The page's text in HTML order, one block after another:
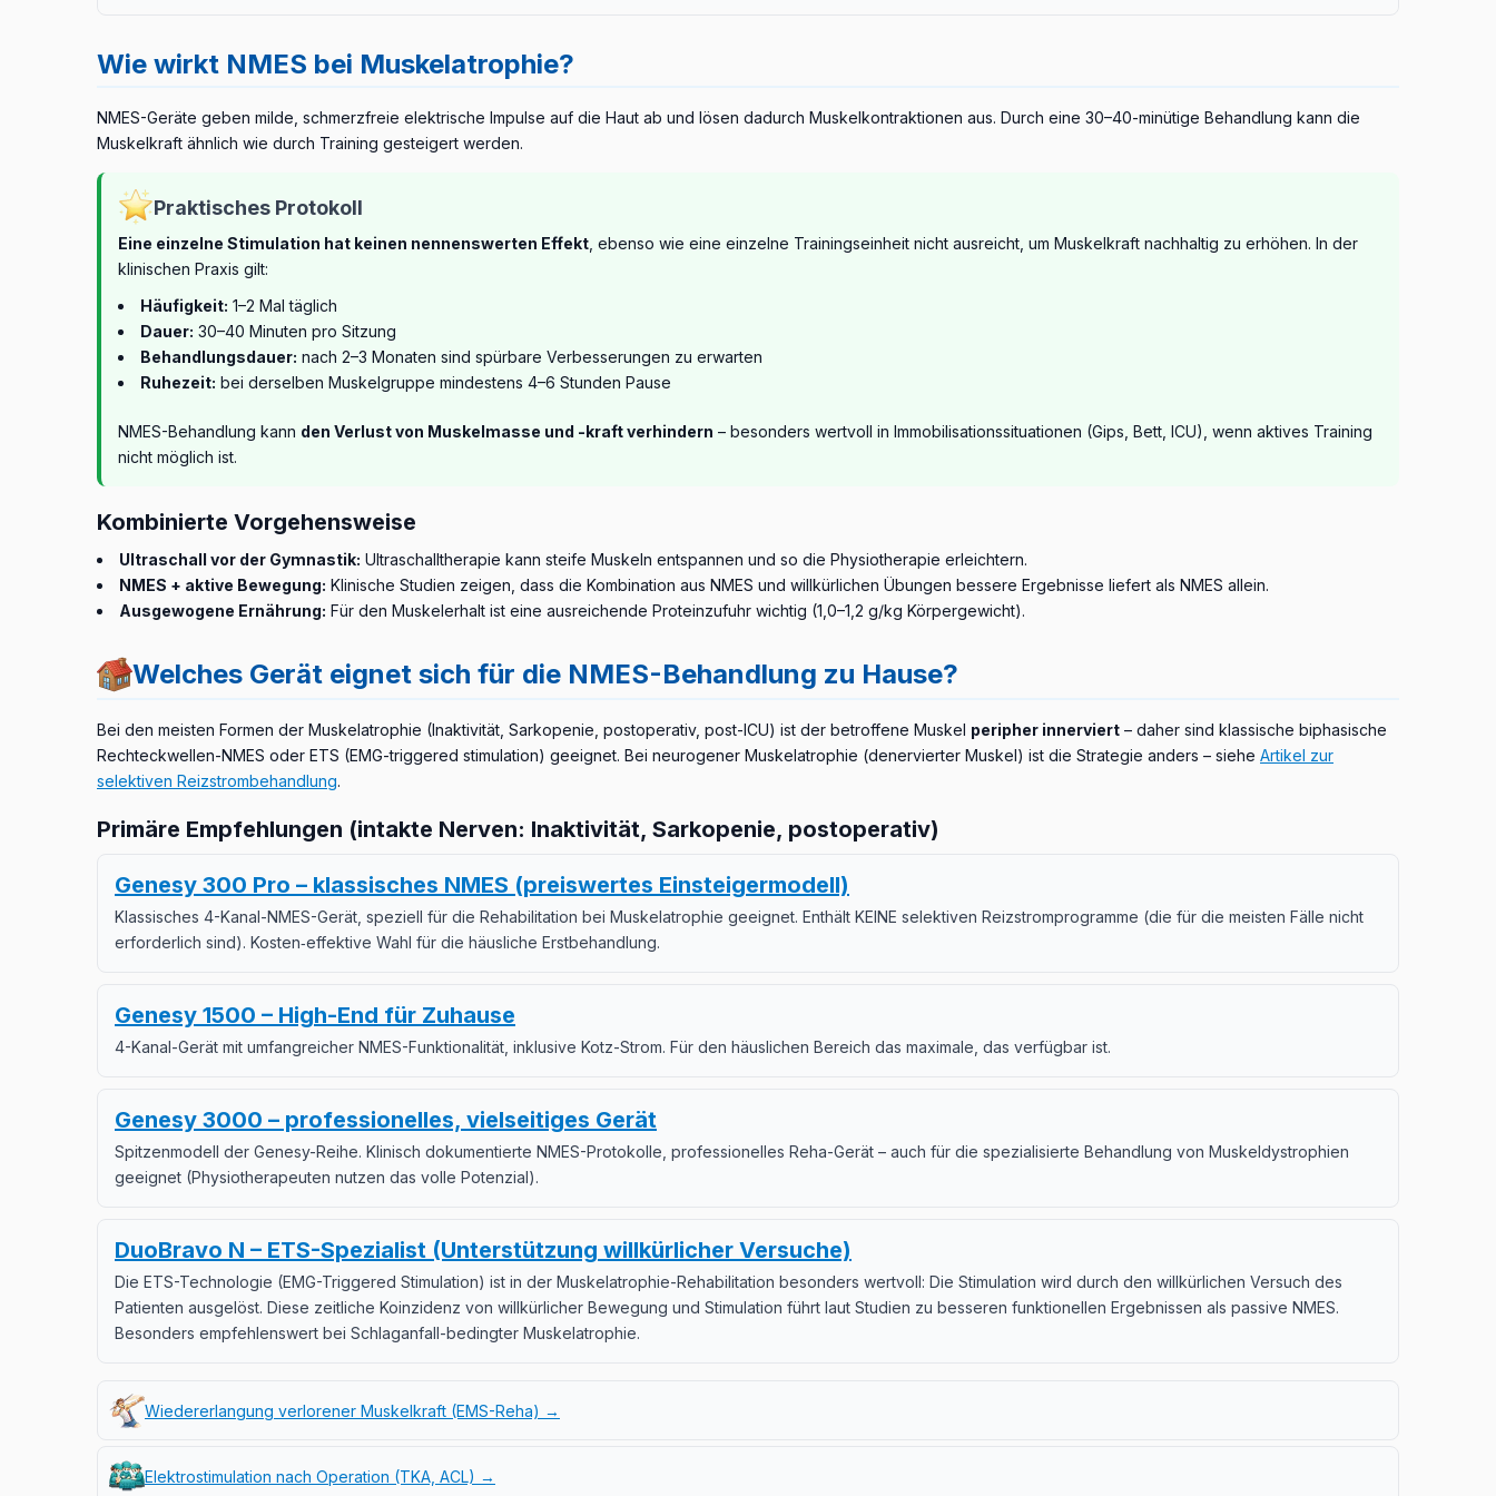
Leistungsfähigkeit verbessern .
erfolgt
ausschließlich unter Leitung spezialisierter Neurologen/Kinderspezialisten
der maximalen willkürlichen Kraft der stimulierten Deltoid- und Quadrizepsmuskulatur bewirkten – ohne Anstieg der Kreatin-Kinase oder Verschlechterung der
Ermüdbarkeit.6
Wie wirkt NMES bei Muskelatrophie?
NMES-Geräte geben milde, schmerzfreie elektrische Impulse auf die Haut ab und lösen dadurch Muskelkontraktionen aus. Durch eine 30–40-minütige Behandlung kann die
Muskelkraft ähnlich wie durch Training gesteigert werden.
Praktisches Protokoll
Eine einzelne Stimulation hat keinen nennenswerten Effekt , ebenso wie eine einzelne Trainingseinheit nicht ausreicht, um Muskelkraft nachhaltig zu erhöhen. In der
klinischen Praxis gilt:
Häufigkeit: 1–2 Mal täglich
Dauer: 30–40 Minuten pro Sitzung
Behandlungsdauer: nach 2–3 Monaten sind spürbare Verbesserungen zu erwarten
Ruhezeit: bei derselben Muskelgruppe mindestens 4–6 Stunden Pause
NMES-Behandlung kann den Verlust von Muskelmasse und -kraft verhindern – besonders wertvoll in Immobilisationssituationen (Gips, Bett, ICU), wenn aktives Training
nicht möglich ist.
Kombinierte Vorgehensweise
Ultraschall vor der Gymnastik: Ultraschalltherapie kann steife Muskeln entspannen und so die Physiotherapie erleichtern.
NMES + aktive Bewegung: Klinische Studien zeigen, dass die Kombination aus NMES und willkürlichen Übungen bessere Ergebnisse liefert als NMES allein.
Ausgewogene Ernährung: Für den Muskelerhalt ist eine ausreichende Proteinzufuhr wichtig (1,0–1,2 g/kg Körpergewicht).
Welches Gerät eignet sich für die NMES-Behandlung zu Hause?
Bei den meisten Formen der Muskelatrophie (Inaktivität, Sarkopenie, postoperativ, post-ICU) ist der betroffene Muskel peripher innerviert – daher sind klassische biphasische
Rechteckwellen-NMES oder ETS (EMG-triggered stimulation) geeignet. Bei neurogener Muskelatrophie (denervierter Muskel) ist die Strategie anders – siehe Artikel zur
selektiven Reizstrombehandlung.
Primäre Empfehlungen (intakte Nerven: Inaktivität, Sarkopenie, postoperativ)
Genesy 300 Pro – klassisches NMES (preiswertes Einsteigermodell)
Klassisches 4-Kanal-NMES-Gerät, speziell für die Rehabilitation bei Muskelatrophie geeignet. Enthält KEINE selektiven Reizstromprogramme (die für die meisten Fälle nicht
erforderlich sind). Kosten‑effektive Wahl für die häusliche Erstbehandlung.
Genesy 1500 – High-End für Zuhause
4-Kanal-Gerät mit umfangreicher NMES-Funktionalität, inklusive Kotz-Strom. Für den häuslichen Bereich das maximale, das verfügbar ist.
Genesy 3000 – professionelles, vielseitiges Gerät
Spitzenmodell der Genesy-Reihe. Klinisch dokumentierte NMES-Protokolle, professionelles Reha-Gerät – auch für die spezialisierte Behandlung von Muskeldystrophien
geeignet (Physiotherapeuten nutzen das volle Potenzial).
DuoBravo N – ETS-Spezialist (Unterstützung willkürlicher Versuche)
Die ETS-Technologie (EMG-Triggered Stimulation) ist in der Muskelatrophie-Rehabilitation besonders wertvoll: Die Stimulation wird durch den willkürlichen Versuch des
Patienten ausgelöst. Diese zeitliche Koinzidenz von willkürlicher Bewegung und Stimulation führt laut Studien zu besseren funktionellen Ergebnissen als passive NMES.
Besonders empfehlenswert bei Schlaganfall-bedingter Muskelatrophie.
Wiedererlangung verlorener Muskelkraft (EMS-Reha) →
Elektrostimulation nach Operation (TKA, ACL) →